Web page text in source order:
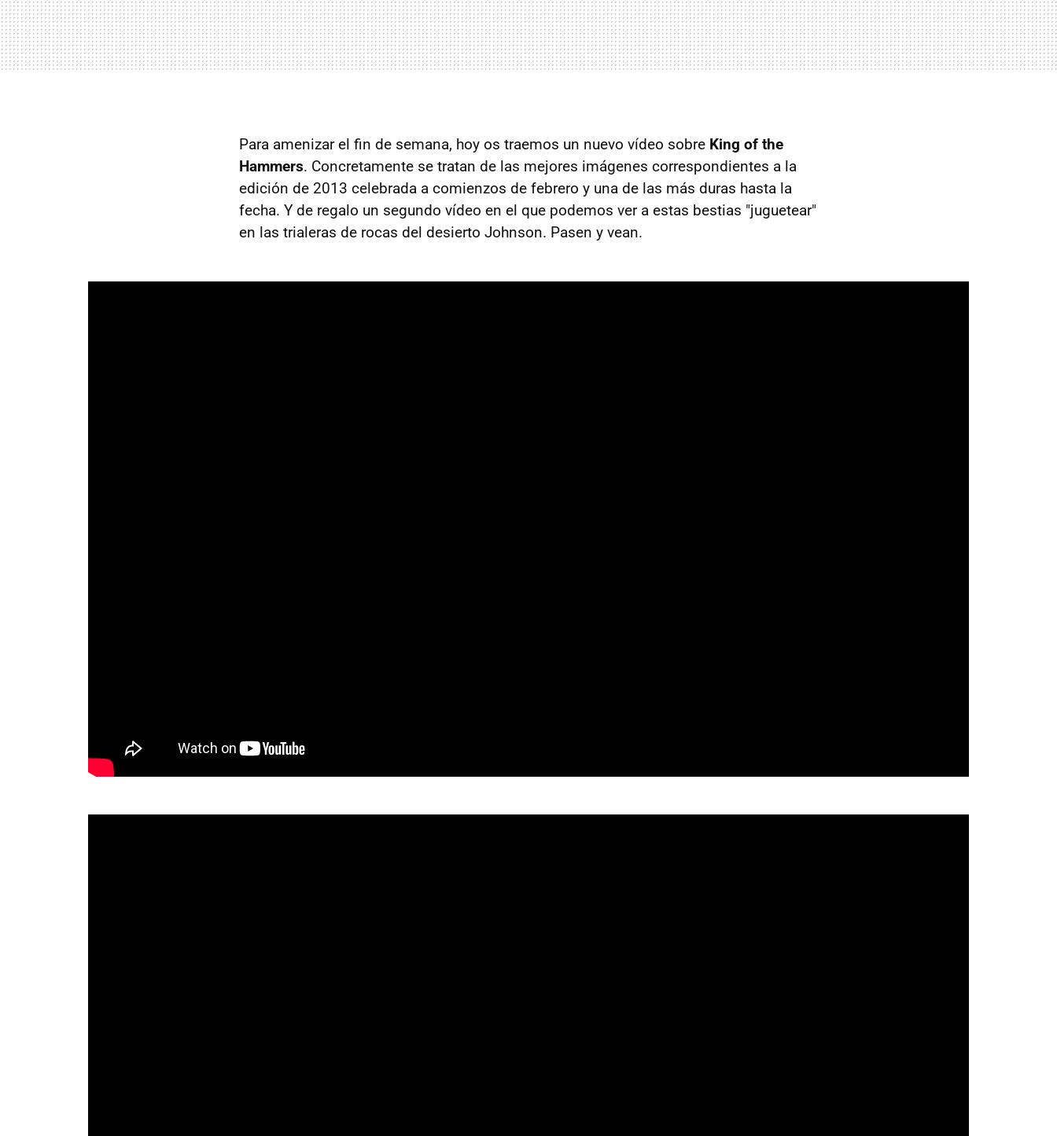
Para amenizar el fin de semana, hoy os traemos un nuevo vídeo sobre King of the
Hammers. Concretamente se tratan de las mejores imágenes correspondientes a la
edición de 2013 celebrada a comienzos de febrero y una de las más duras hasta la
fecha. Y de regalo un segundo vídeo en el que podemos ver a estas bestias "juguetear"
en las trialeras de rocas del desierto Johnson. Pasen y vean.